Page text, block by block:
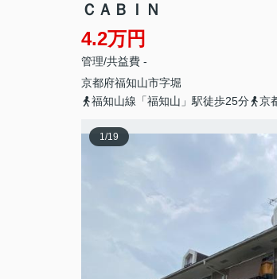
ＣＡＢＩＮ
4.2万円
管理/共益費 -
京都府福知山市字堀
福知山線「福知山」駅徒歩25分
京
1/19